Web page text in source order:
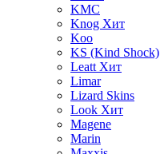
KMC
Knog Хит
Koo
KS (Kind Shock)
Leatt Хит
Limar
Lizard Skins
Look Хит
Magene
Marin